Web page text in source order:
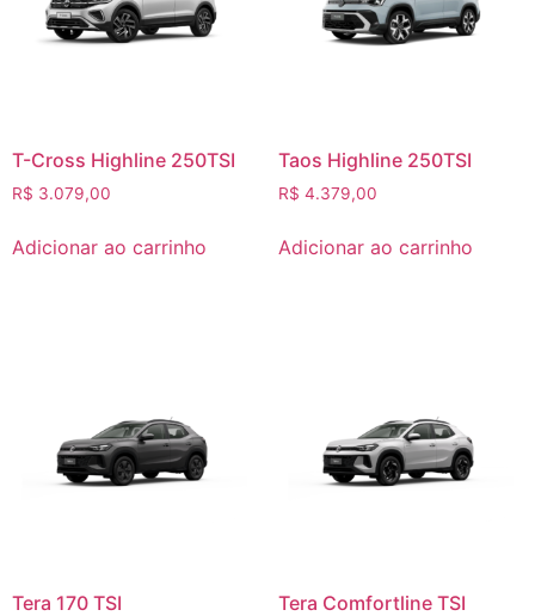
T-Cross Highline 250TSI
R$ 3.079,00
Adicionar ao carrinho
Taos Highline 250TSI
R$ 4.379,00
Adicionar ao carrinho
Tera 170 TSI Tera Comfortline TSI